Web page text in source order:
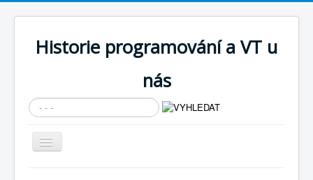
Historie programování a VT u
nás
Vyhledávání...
Přepnout
navigaci